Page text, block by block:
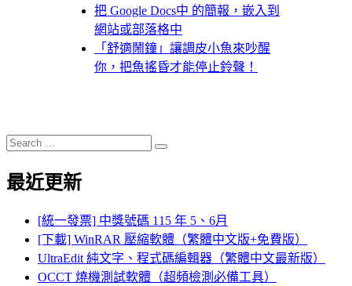
把 Google Docs中 的簡報，嵌入到
網站或部落格中
「舒適鬧鐘」讓調皮小魚來吵醒
你，把魚搖昏才能停止鈴聲！
Search
for:
Search
最近更新
[統一發票] 中獎號碼 115 年 5、6月
[下載] WinRAR 壓縮軟體（繁體中文版+免費版）
UltraEdit 純文字、程式碼編輯器（繁體中文最新版）
OCCT 燒機測試軟體（超頻檢測必備工具）